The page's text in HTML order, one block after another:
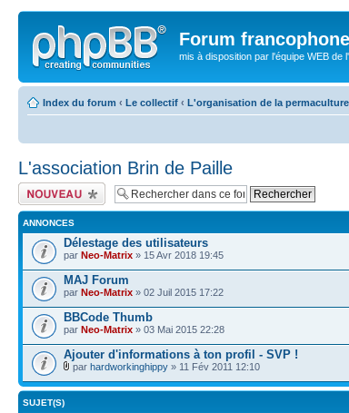
Forum
mis à disposition par l'équipe WEB de
Index du forum ‹ Le collectif ‹ L'organisation de la
L'association Brin de Paille
Publier un nouveau
sujet
ANNONCES
Délestage des utilisateurs
par Neo-Matrix » 15 Avr 2018 19:45
MAJ Forum
par Neo-Matrix » 02 Juil 2015 17:22
BBCode Thumb
par Neo-Matrix » 03 Mai 2015 22:28
Ajouter d'informations à ton profil - SVP !
par hardworkinghippy » 11 Fév 2011 12:10
SUJET(S)